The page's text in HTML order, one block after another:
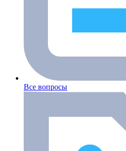
Все вопросы